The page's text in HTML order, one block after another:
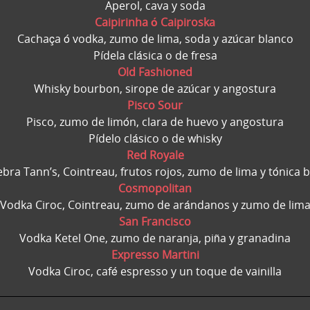
Aperol, cava y soda
Caipirinha ó Caipiroska
Cachaça ó vodka, zumo de lima, soda y azúcar blanco
Pídela clásica o de fresa
Old Fashioned
Whisky bourbon, sirope de azúcar y angostura
Pisco Sour
Pisco, zumo de limón, clara de huevo y angostura
Pídelo clásico o de whisky
Red Royale
Tann’s, Cointreau, frutos rojos, zumo de lima y tónica
Cosmopolitan
Vodka Ciroc, Cointreau, zumo de arándanos y zumo de lima
San Francisco
Vodka Ketel One, zumo de naranja, piña y granadina
Expresso Martini
Vodka Ciroc, café espresso y un toque de vainilla